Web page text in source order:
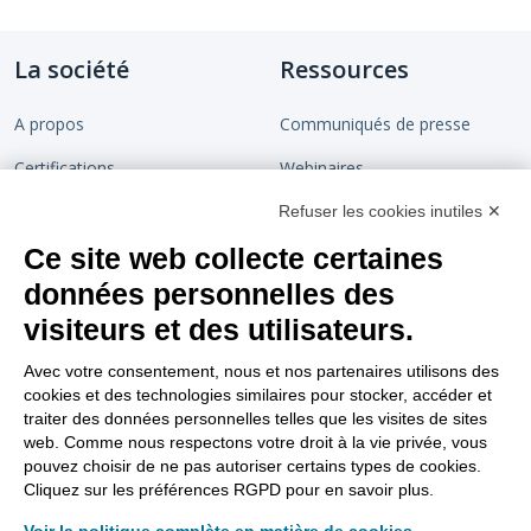
La société
A propos
Certifications
Rejoignez-nous
Contact
Ressources
Communiqués de presse
Webinaires
Chaîne de confiance
Blog
Support
Tutoriels vidéos
Aller sur le site support
FAQ Dématérialisation
Nous suivre
Refuser les cookies inutiles ✕
Ce site web collecte certaines
données personnelles des
visiteurs et des utilisateurs.
Avec votre consentement, nous et nos partenaires utilisons des
cookies et des technologies similaires pour stocker, accéder et
traiter des données personnelles telles que les visites de sites
web. Comme nous respectons votre droit à la vie privée, vous
pouvez choisir de ne pas autoriser certains types de cookies.
Cliquez sur les préférences RGPD pour en savoir plus.